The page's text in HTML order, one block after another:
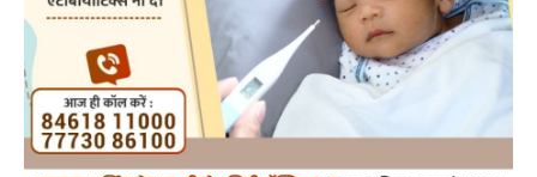
RECENT POSTS